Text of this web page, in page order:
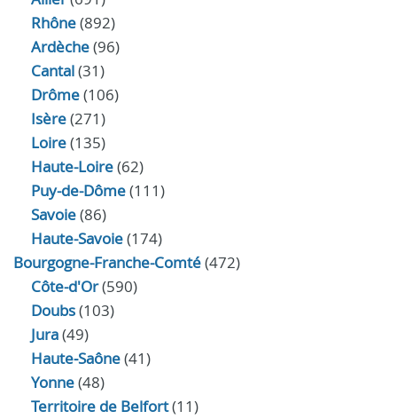
Rhône(892)
Ardèche(96)
Cantal(31)
Drôme(106)
Isère(271)
Loire(135)
Haute-Loire(62)
Puy-de-Dôme(111)
Savoie(86)
Haute-Savoie(174)
Bourgogne-Franche-Comté(472)
Côte-d'Or(590)
Doubs(103)
Jura(49)
Haute‑Saône(41)
Yonne(48)
Territoire de Belfort(11)